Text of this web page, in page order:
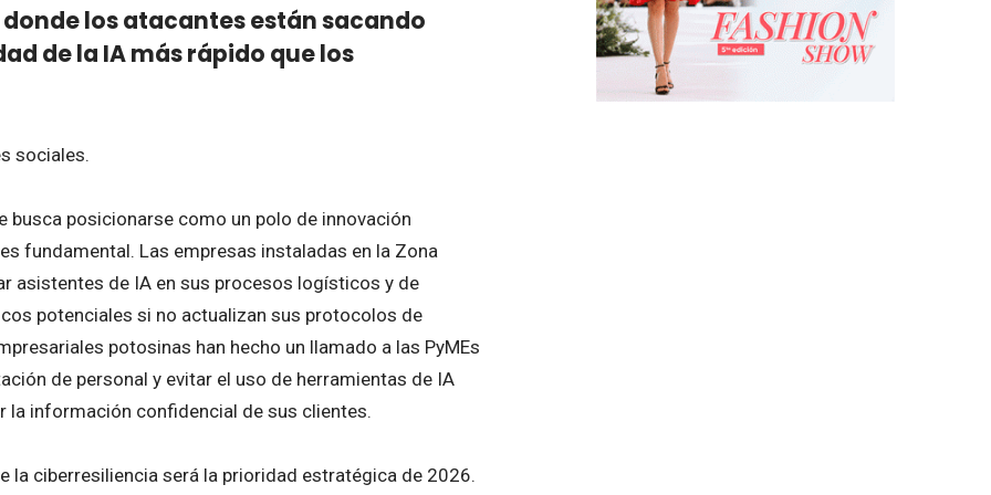
los atacantes están sacando
de la IA más rápido que los
sociales.
busca posicionarse como un polo de innovación
fundamental. Las empresas instaladas en la Zona
asistentes de IA en sus procesos logísticos y de
potenciales si no actualizan sus protocolos de
potosinas han hecho un llamado a las PyMEs
de personal y evitar el uso de herramientas de IA
la información confidencial de sus clientes.
la ciberresiliencia será la prioridad estratégica de 2026.